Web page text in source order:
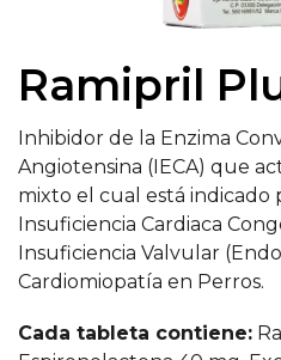
Ramipril
Inhibidor de la Enzima
Angiotensina (IECA) que
mixto el cual está indicado
Insuficiencia Cardiaca
Insuficiencia Valvular
Cardiomiopatía en Perros.
Cada tableta contiene: